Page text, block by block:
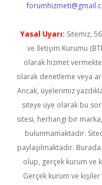
Yasal Uyarı: Sitemiz,
ve İletişim Kurumu
olarak hizmet
olarak denetleme veya
Ancak, üyelerimiz
siteye üye olarak bu
sitesi, herhangi bir
bulunmamaktadır.
paylaşılmaktadır.
olup, gerçek kurum ve
Gerçek kurum ve